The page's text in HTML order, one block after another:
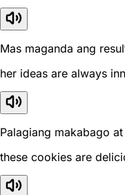
Mas maganda ang
her ideas are always
Palagiang makabago
these cookies are